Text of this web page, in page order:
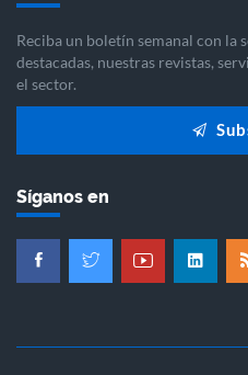
Reciba un boletín semanal con la
destacadas, nuestras revistas,
el sector.
Síganos en